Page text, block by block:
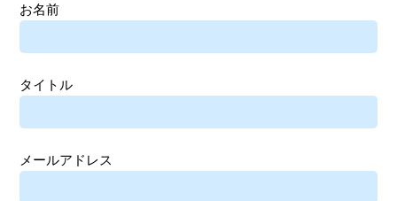
お名前
タイトル
メールアドレス